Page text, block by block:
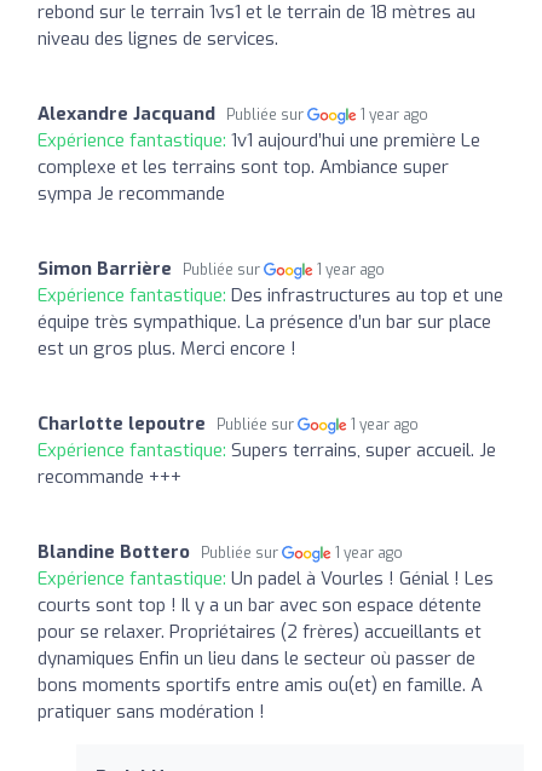
rebond sur le terrain 1vs1 et le terrain de 18 mètres au
niveau des lignes de services.
Alexandre Jacquand Publiée sur 1 year ago
Expérience fantastique: 1v1 aujourd’hui une première Le
complexe et les terrains sont top. Ambiance super
sympa Je recommande
Simon Barrière Publiée sur 1 year ago
Expérience fantastique: Des infrastructures au top et une
équipe très sympathique. La présence d’un bar sur place
est un gros plus. Merci encore !
Charlotte lepoutre Publiée sur 1 year ago
Expérience fantastique: Supers terrains, super accueil. Je
recommande +++
Blandine Bottero Publiée sur 1 year ago
Expérience fantastique: Un padel à Vourles ! Génial ! Les
courts sont top ! Il y a un bar avec son espace détente
pour se relaxer. Propriétaires (2 frères) accueillants et
dynamiques Enfin un lieu dans le secteur où passer de
bons moments sportifs entre amis ou(et) en famille. A
pratiquer sans modération !